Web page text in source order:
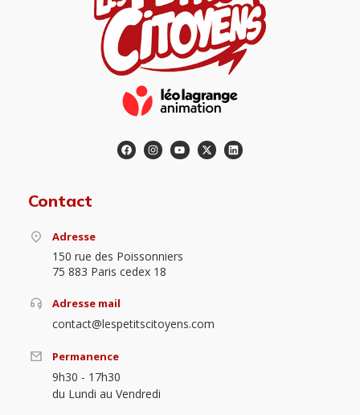
Contact
Adresse
150 rue des Poissonniers
75 883 Paris cedex 18
Adresse mail
contact@lespetitscitoyens.com
Permanence
9h30 - 17h30
du Lundi au Vendredi